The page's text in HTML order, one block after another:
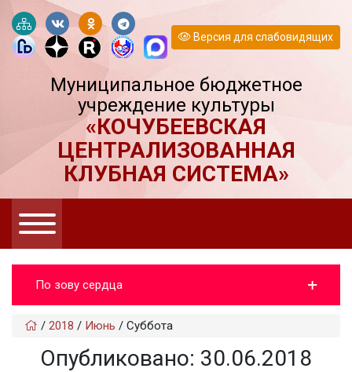
Версия для слабовидящих
Муниципальное бюджетное
учреждение культуры
«КОЧУБЕЕВСКАЯ
ЦЕНТРАЛИЗОВАННАЯ
КЛУБНАЯ СИСТЕМА»
По зову сердца
/ 2018 / Июнь / Суббота
Опубликовано: 30.06.2018